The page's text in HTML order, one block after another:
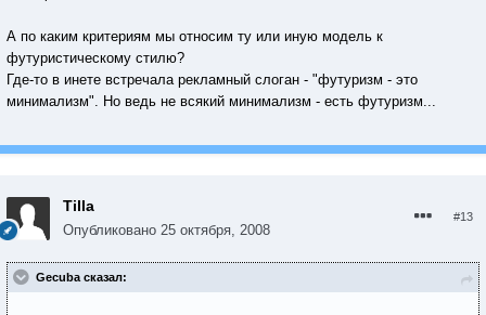
А по каким критериям мы относим ту или иную модель к
футуристическому стилю?
Где-то в инете встречала рекламный слоган - "футуризм - это
минимализм". Но ведь не всякий минимализм - есть футуризм...
Tilla
Опубликовано 25 октября, 2008
#13
Gecuba сказал: